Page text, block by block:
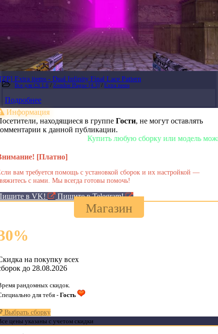
[ZP] Extra items - Dual Infinity Final Lace Pattern
Все для CS 1.6 / Zombie Plague [4.3] / Extra items
Подробнее
Информация
находящиеся в группе Гости, не могут оставлять
к данной публикации.
Купить любую сборку или модель можно у
[Платно]
вам требуется помощь с установкой сборок и их настройкой —
с нами. Мы всегда готовы помочь!
в VK! Пишите в Telegram!
Магазин
%
на покупку всех
до 28.08.2026
рандомных скидок.
для тебя - Гость
Выбрать сборку
цены указаны с учетом скидки